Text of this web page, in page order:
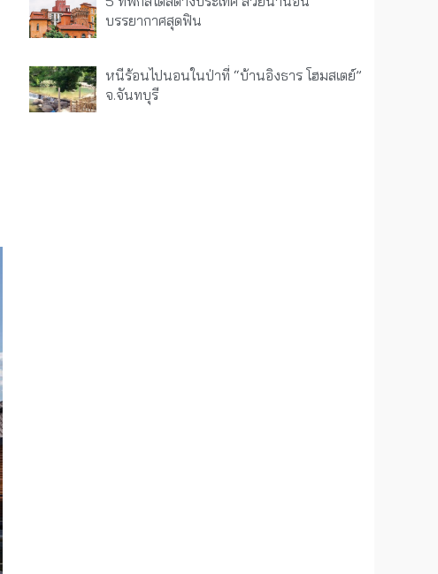
บรรยากาศสุดฟิน
หนีร้อนไปนอนในป่าที่ “บ้านอิงธาร โฮมสเตย์”
จ.จันทบุรี